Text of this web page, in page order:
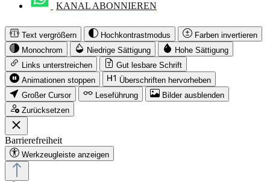
KANAL ABONNIEREN
Text vergrößern Hochkontrastmodus
Farben invertieren
Monochrom
Niedrige Sättigung
Hohe Sättigung
Links unterstreichen
Gut lesbare Schrift
Animationen stoppen
Überschriften hervorheben
Großer Cursor
Leseführung
Bilder ausblenden
Zurücksetzen
Barrierefreiheit
Werkzeugleiste anzeigen